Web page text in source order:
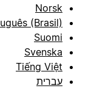
Norsk
(Brasil)
Suomi
Svenska
Tiếng Việt
עברית